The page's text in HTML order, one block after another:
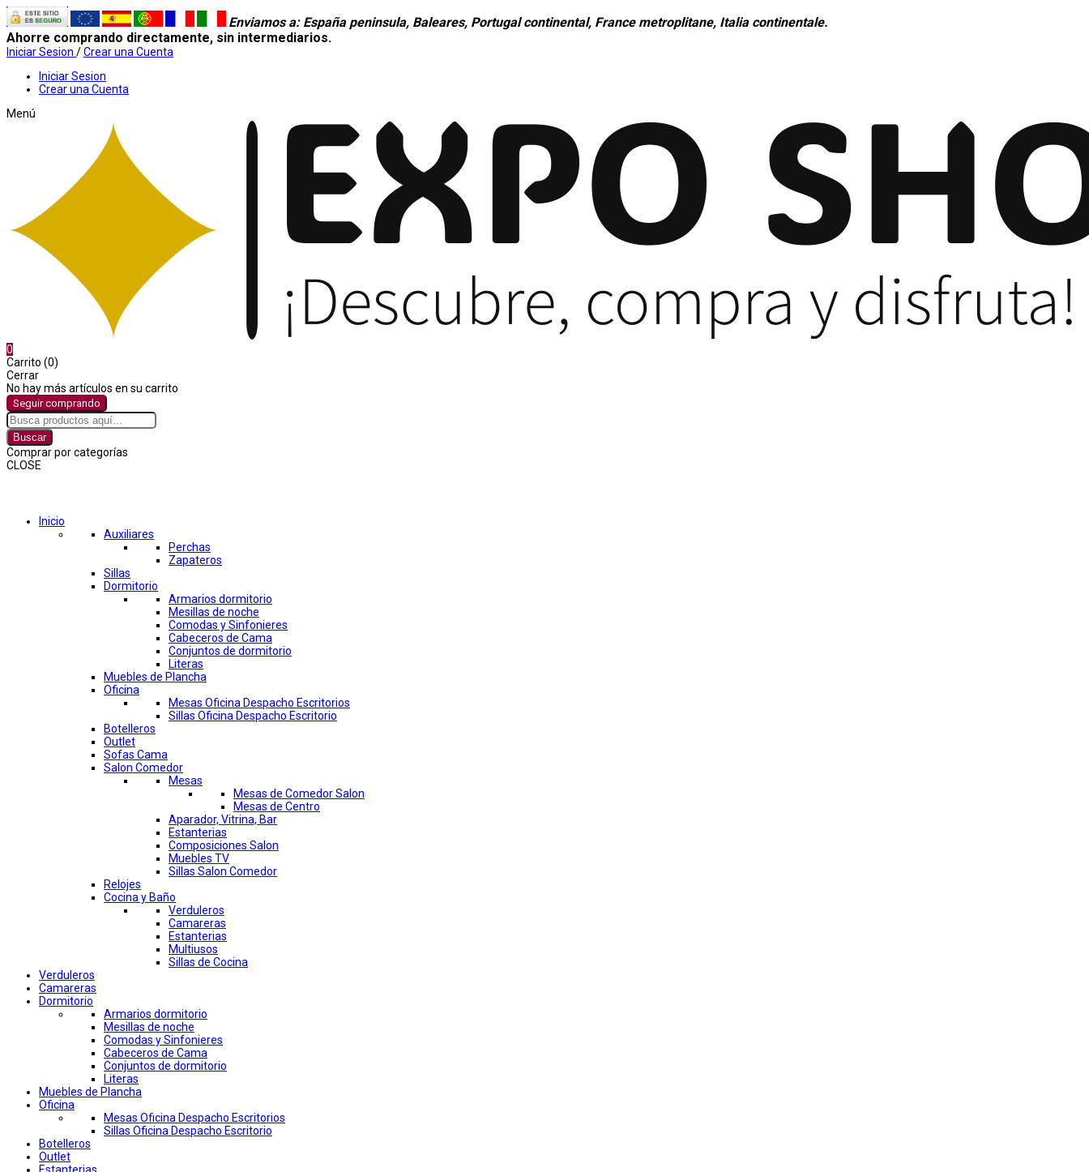
Enviamos a: España peninsula, Baleares, Portugal continental, France metroplitane, Italia continentale.
Ahorre comprando directamente, sin intermediarios.
Iniciar Sesion /Crear una Cuenta
Iniciar Sesion
Crear una Cuenta
Menú
0
Carrito (0)
Cerrar
No hay más artículos en su carrito
Seguir comprando
Buscar
Comprar por categorías
CLOSE
Inicio
Auxiliares
Perchas
Zapateros
Sillas
Dormitorio
Armarios dormitorio
Mesillas de noche
Comodas y Sinfonieres
Cabeceros de Cama
Conjuntos de dormitorio
Literas
Muebles de Plancha
Oficina
Mesas Oficina Despacho Escritorios
Sillas Oficina Despacho Escritorio
Botelleros
Outlet
Sofas Cama
Salon Comedor
Mesas
Mesas de Comedor Salon
Mesas de Centro
Aparador, Vitrina, Bar
Estanterias
Composiciones Salon
Muebles TV
Sillas Salon Comedor
Relojes
Cocina y Baño
Verduleros
Camareras
Estanterias
Multiusos
Sillas de Cocina
Verduleros
Camareras
Dormitorio
Armarios dormitorio
Mesillas de noche
Comodas y Sinfonieres
Cabeceros de Cama
Conjuntos de dormitorio
Literas
Muebles de Plancha
Oficina
Mesas Oficina Despacho Escritorios
Sillas Oficina Despacho Escritorio
Botelleros
Outlet